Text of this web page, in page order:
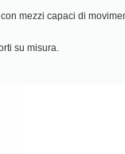
mezzi capaci di
su misura.